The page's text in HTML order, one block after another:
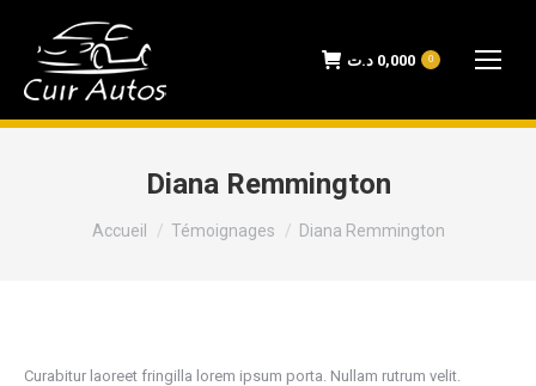
0,000 د.ت 0
Diana Remmington
Accueil Témoignages Diana Remmington
Curabitur laoreet fringilla lorem ipsum porta. Nullam rutrum velit.